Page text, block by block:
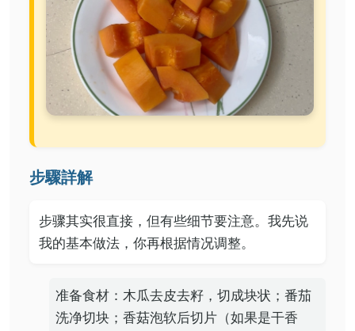
步驟詳解
步骤其实很直接，但有些细节要注意。我先说
我的基本做法，你再根据情况调整。
准备食材：木瓜去皮去籽，切成块状；番茄
洗净切块；香菇泡软后切片（如果是干香